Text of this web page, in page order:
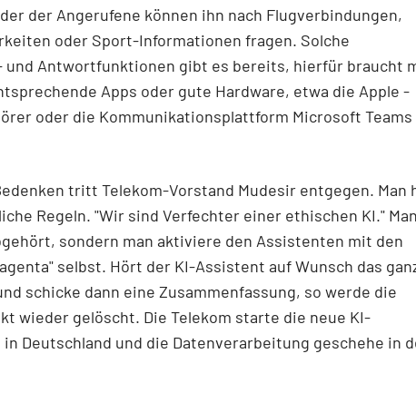
der Angerufene können ihn nach Flugverbindungen,
oder Sport-Informationen fragen. Solche
und Antwortfunktionen gibt es bereits, hierfür braucht
Apps oder gute Hardware, etwa die Apple -
oder die Kommunikationsplattform Microsoft
tritt Telekom-Vorstand Mudesir entgegen. Man
Regeln. "Wir sind Verfechter einer ethischen KI." Man
sondern man aktiviere den Assistenten mit den
selbst. Hört der KI-Assistent auf Wunsch das
schicke dann eine Zusammenfassung, so werde die
wieder gelöscht. Die Telekom starte die neue KI-
Deutschland und die Datenverarbeitung geschehe in